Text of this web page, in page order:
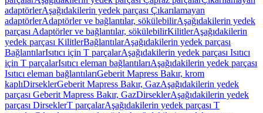
adaptörlerAşağıdakilerin yedek parçası Çıkarılamayan
adaptörlerAdaptörler ve bağlantılar, sökülebilirAşağıdakilerin yedek
parçası Adaptörler ve bağlantılar, sökülebilirKilitlerAşağıdakilerin
yedek parçası KilitlerBağlantılarAşağıdakilerin yedek parçası
BağlantılarIsıtıcı için T parçalarAşağıdakilerin yedek parçası Isıtıcı
için T parçalarIsıtıcı eleman bağlantılarıAşağıdakilerin yedek parçası
Isıtıcı eleman bağlantılarıGeberit Mapress Bakır, krom
kaplıDirseklerGeberit Mapress Bakır, GazAşağıdakilerin yedek
parçası Geberit Mapress Bakır, GazDirseklerAşağıdakilerin yedek
parçası DirseklerT parçalarAşağıdakilerin yedek parçası T